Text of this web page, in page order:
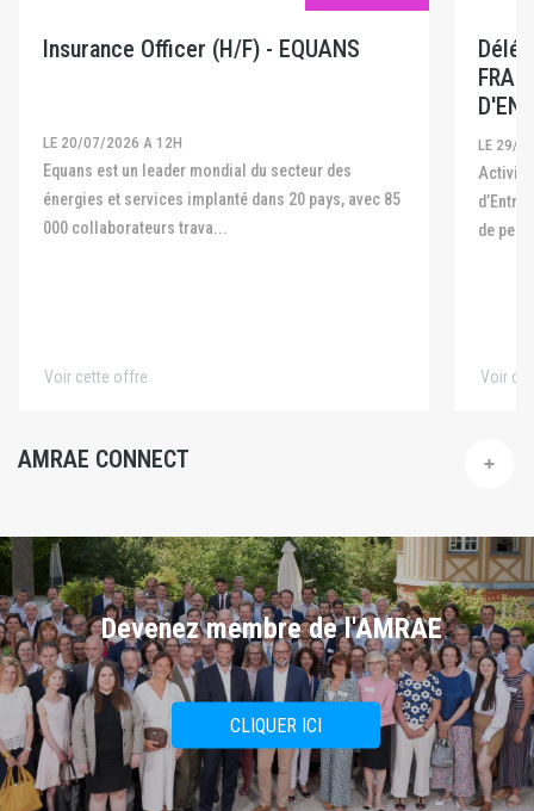
Insurance Officer (H/F) - EQUANS
LE 20/07/2026 A 12H
Equans est un leader mondial du secteur des
énergies et services implanté dans 20 pays, avec 85
000 collaborateurs trava...
Voir cette offre
LE 29/
Activité La Fédération Française des Captives
de
Voir
AMRAE CONNECT
Devenez membre de l'AMRAE
CLIQUER ICI